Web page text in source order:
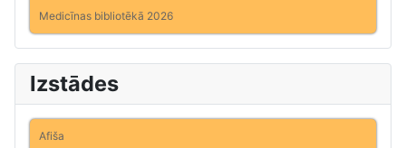
Medicīnas bibliotēkā 2026
Izstādes
Afiša